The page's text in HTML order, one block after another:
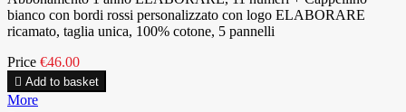
bianco con bordi rossi personalizzato con logo ELABORARE
ricamato, taglia unica, 100% cotone, 5 pannelli
Price €46.00
 Add to basket
More